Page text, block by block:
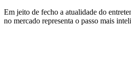
Em jeito de fecho a atualidade do
no mercado representa o passo mais